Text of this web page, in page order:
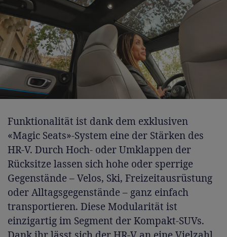
Funktionalität ist dank dem exklusiven
«Magic Seats»-System eine der Stärken des
HR-V. Durch Hoch- oder Umklappen der
Rücksitze lassen sich hohe oder sperrige
Gegenstände – Velos, Ski, Freizeitausrüstung
oder Alltagsgegenstände – ganz einfach
transportieren. Diese Modularität ist
einzigartig im Segment der Kompakt-SUVs.